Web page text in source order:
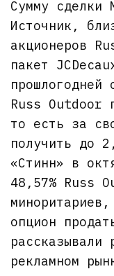
Сумму сделки
Источник,
акционеров
пакет
прошлогодней
Russ Outdoor
то есть за
получить до
«Стинн» в
48,57% Russ
опцион
рассказывали
рекламном